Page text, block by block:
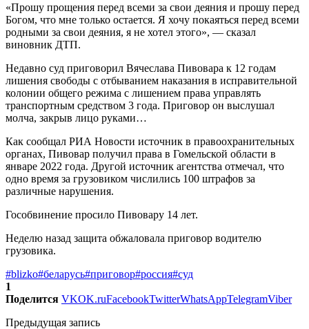
«Прошу прощения перед всеми за свои деяния и прошу перед
Богом, что мне только остается. Я хочу покаяться перед всеми
родными за свои деяния, я не хотел этого», — сказал
виновник ДТП.
Недавно суд приговорил Вячеслава Пивовара к 12 годам
лишения свободы с отбыванием наказания в исправительной
колонии общего режима с лишением права управлять
транспортным средством 3 года. Приговор он выслушал
молча, закрыв лицо руками…
Как сообщал РИА Новости источник в правоохранительных
органах, Пивовар получил права в Гомельской области в
январе 2022 года. Другой источник агентства отмечал, что
одно время за грузовиком числились 100 штрафов за
различные нарушения.
Гособвинение просило Пивовару 14 лет.
Неделю назад защита обжаловала приговор водителю
грузовика.
#blizko#беларусь#приговор#россия#суд
1
Поделится VKOK.ruFacebookTwitterWhatsAppTelegramViber
Предыдущая запись